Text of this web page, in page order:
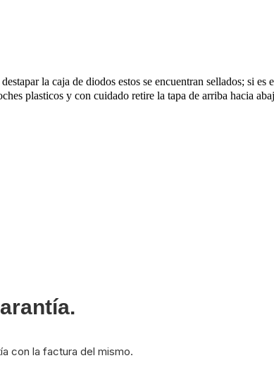
la caja de diodos estos se encuentran sellados; si
plasticos y con cuidado retire la tapa de arriba hacia
con la factura del mismo.